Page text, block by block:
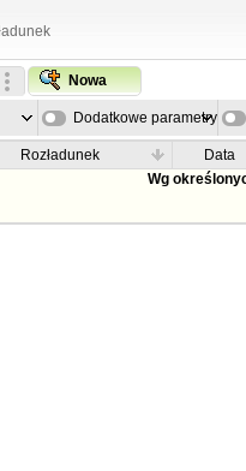
Nowa
Dodatkowe parametry
Rozładunek
Data
Wg